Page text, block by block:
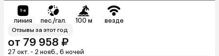
линия пес./гал. 100 м везде
Отзывы за этот год
от 79 958 ₽
27 окт. - 2 нояб., 6 ночей